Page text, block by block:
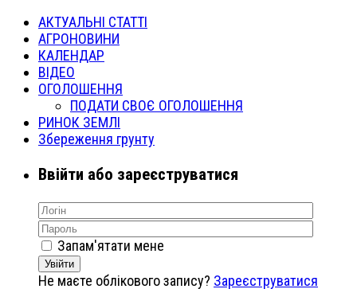
АКТУАЛЬНІ СТАТТІ
АГРОНОВИНИ
КАЛЕНДАР
ВІДЕО
ОГОЛОШЕННЯ
ПОДАТИ СВОЄ ОГОЛОШЕННЯ
РИНОК ЗЕМЛІ
Збереження грунту
Ввійти або зареєструватися
Запам'ятати мене
Увійти
Не маєте облікового запису? Зареєструватися